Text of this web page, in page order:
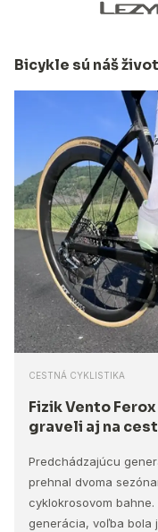
Bicykle sú náš život
CESTNÁ CYKLISTIKA
Fizik Vento
graveli aj na
Predchádzajúcu
prehnal dvoma
cyklokrosovom
generácia, voľba bola